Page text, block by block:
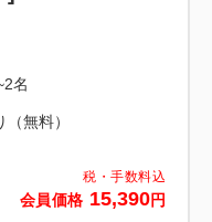
税・手数料込
会員価格 15,390円
名
無料）